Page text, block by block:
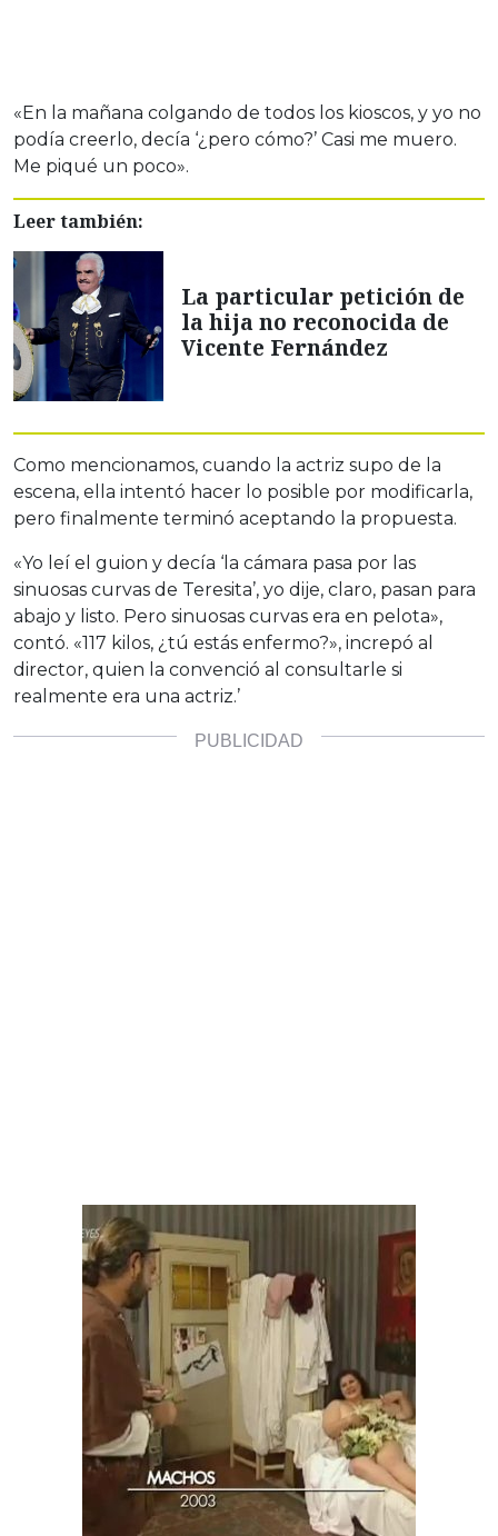
«En la mañana colgando de todos los kioscos, y yo no
podía creerlo, decía ‘¿pero cómo?’ Casi me muero.
Me piqué un poco».
Leer también:
La particular petición de
la hija no reconocida de
Vicente Fernández
Como mencionamos, cuando la actriz supo de la
escena, ella intentó hacer lo posible por modificarla,
pero finalmente terminó aceptando la propuesta.
«Yo leí el guion y decía ‘la cámara pasa por las
sinuosas curvas de Teresita’, yo dije, claro, pasan para
abajo y listo. Pero sinuosas curvas era en pelota»,
contó. «117 kilos, ¿tú estás enfermo?», increpó al
director, quien la convenció al consultarle si
realmente era una actriz.’